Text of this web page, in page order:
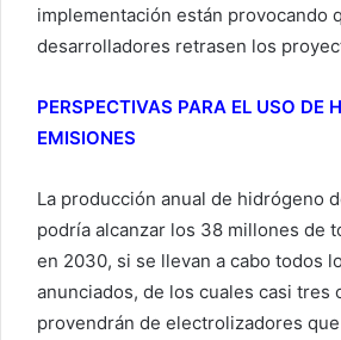
implementación están provocando
desarrolladores retrasen los
PERSPECTIVAS PARA EL USO DE
EMISIONES
La producción anual de hidrógeno
podría alcanzar los 38 millones de
en 2030, si se llevan a cabo todos
anunciados, de los cuales casi tres
provendrán de electrolizadores